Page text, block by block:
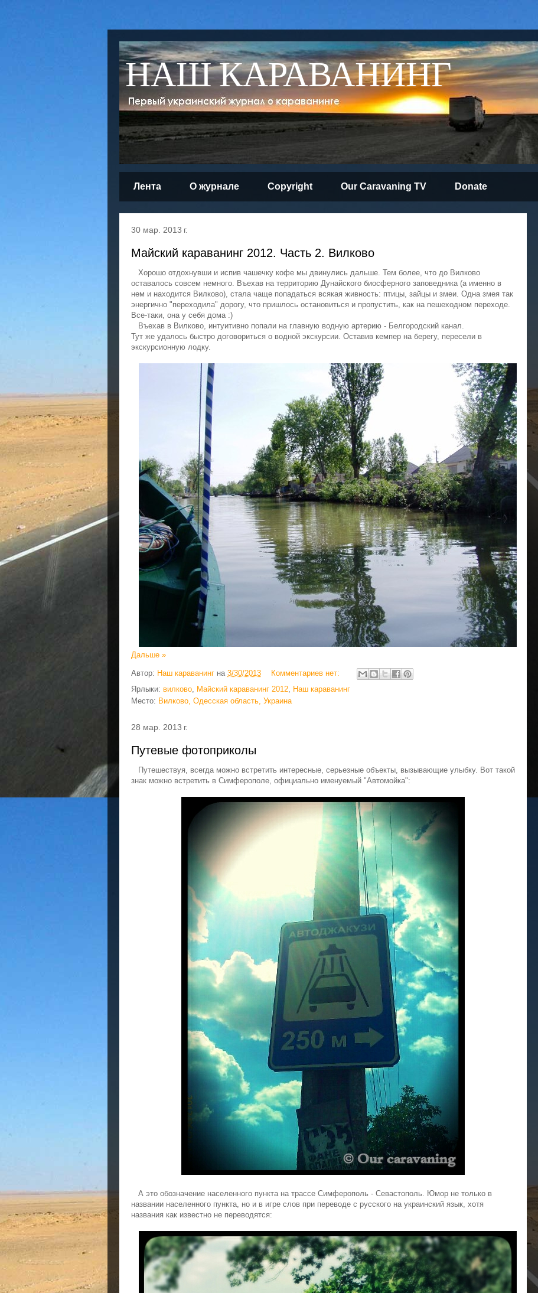
НАШ КАРАВАНИНГ
Лента О журнале Copyright Our Caravaning TV Donate
30 мар. 2013 г.
Майский караванинг 2012. Часть 2. Вилково
Хорошо отдохнувши и испив чашечку кофе мы двинулись дальше. Тем более, что до Вилково
оставалось совсем немного. Въехав на территорию Дунайского биосферного заповедника (а именно в
нем и находится Вилково), стала чаще попадаться всякая живность: птицы, зайцы и змеи. Одна змея так
энергично "переходила" дорогу, что пришлось остановиться и пропустить, как на пешеходном переходе.
Все-таки, она у себя дома :)
Въехав в Вилково, интуитивно попали на главную водную артерию - Белгородский канал.
Тут же удалось быстро договориться о водной экскурсии. Оставив кемпер на берегу, пересели в
экскурсионную лодку.
Дальше »
Автор: Наш караванинг на 3/30/2013
Комментариев нет:
Ярлыки: вилково, Майский караванинг 2012, Наш караванинг
Место: Вилково, Одесская область, Украина
28 мар. 2013 г.
Путевые фотоприколы
Путешествуя, всегда можно встретить интересные, серьезные объекты, вызывающие улыбку. Вот такой
знак можно встретить в Симферополе, официально именуемый "Автомойка":
А это обозначение населенного пункта на трассе Симферополь - Севастополь. Юмор не только в
названии населенного пункта, но и в игре слов при переводе с русского на украинский язык, хотя
названия как известно не переводятся: